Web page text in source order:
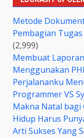
Metode
Pembagian
(2,999)
Membuat
Menggunakan
Perjalananku
Programmer VS
Makna Natal bagi
Hidup Harus
Arti Sukses Yang